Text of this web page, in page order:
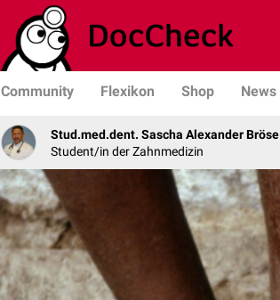
Community Flexikon Shop News
Stud.med.dent. Sascha Alexander Bröse
Student/in der Zahnmedizin